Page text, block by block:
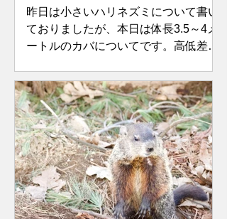
昨日は小さいハリネズミについて書い
ておりましたが、本日は体長3.5～4メ
ートルのカバについてです。高低差が
日本の動物園で飼育されているカバの
頭数は50頭ほどでした。今はもう少し
増えてるといいのですが、カバにとっ
て旭山動物園のように環境...